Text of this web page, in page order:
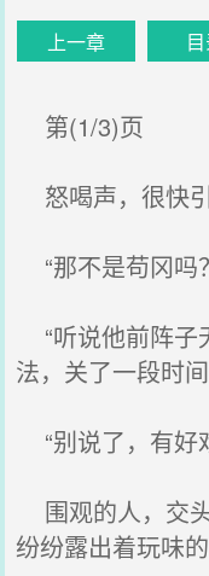
上一章
第(1/3)页
怒喝声，很快
“那不是苟冈吗
“听说他前阵子
法，关了一段时
“别说了，有好
围观的人，交
纷纷露出着玩味的